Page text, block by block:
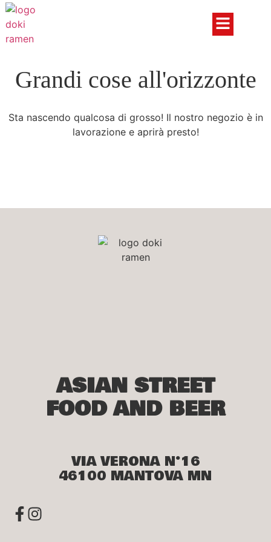
Grandi cose all'orizzonte
Sta nascendo qualcosa di grosso! Il nostro negozio è in
lavorazione e aprirà presto!
ASIAN STREET
FOOD AND BEER
VIA VERONA N°16
46100 MANTOVA MN